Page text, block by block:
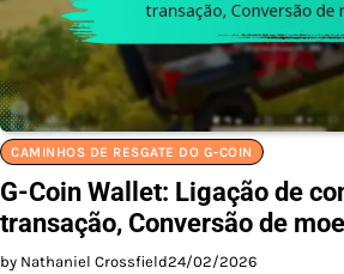
CAMINHOS DE RESGATE DO G-COIN
G-Coin Wallet: Ligação de
transação, Conversão de
by Nathaniel Crossfield24/02/2026